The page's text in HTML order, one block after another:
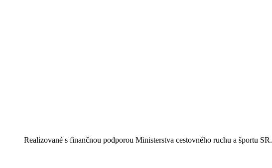
Realizované s finančnou podporou Ministerstva cestovného ruchu a športu SR.